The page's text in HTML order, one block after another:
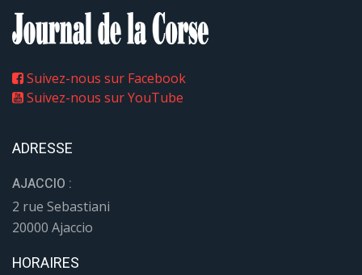
Suivez-nous sur Facebook
Suivez-nous sur YouTube
ADRESSE
AJACCIO :
2 rue Sebastiani
20000 Ajaccio
HORAIRES